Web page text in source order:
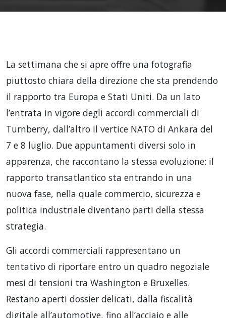
La settimana che si apre offre una fotografia
piuttosto chiara della direzione che sta prendendo
il rapporto tra Europa e Stati Uniti. Da un lato
l’entrata in vigore degli accordi commerciali di
Turnberry, dall’altro il vertice NATO di Ankara del
7 e 8 luglio. Due appuntamenti diversi solo in
apparenza, che raccontano la stessa evoluzione: il
rapporto transatlantico sta entrando in una
nuova fase, nella quale commercio, sicurezza e
politica industriale diventano parti della stessa
strategia.
Gli accordi commerciali rappresentano un
tentativo di riportare entro un quadro negoziale
mesi di tensioni tra Washington e Bruxelles.
Restano aperti dossier delicati, dalla fiscalità
digitale all’automotive, fino all’acciaio e alle